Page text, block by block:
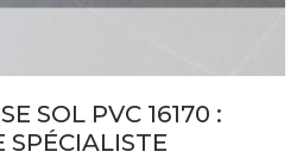
SOL PVC 16170 :
SPÉCIALISTE